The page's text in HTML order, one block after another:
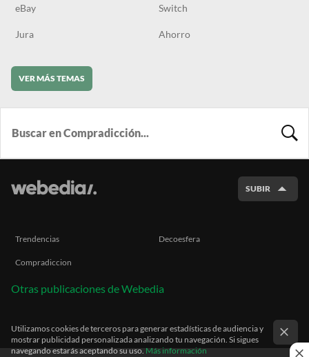
eBay Switch
Jura Ahorro
VER MÁS TEMAS
SUBIR
Trendencias Decoesfera
Compradiccion
Otras publicaciones de Webedia
Utilizamos cookies de terceros para generar estadísticas de audiencia y
mostrar publicidad personalizada analizando tu navegación. Si sigues
navegando estarás aceptando su uso. Más información